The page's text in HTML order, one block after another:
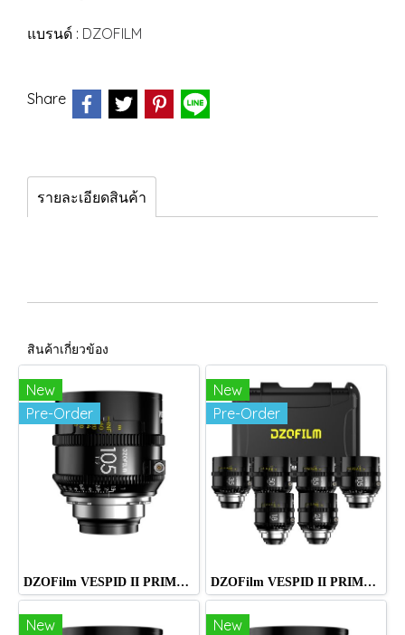
แบรนด์ : DZOFILM
Share
รายละเอียดสินค้า
สินค้าเกี่ยวข้อง
New
Pre-Order
DZOFilm VESPID II PRIME 105mm T1.9 PL MOUNT
New
Pre-Order
DZOFilm VESPID II PRIME 6-Lens T1.9 PL MOUNT
New
New